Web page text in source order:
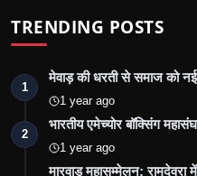
TRENDING POSTS
1
मेवाड़ की धरती से समाज को
1 year ago
2
भारतीय एमेच्योर बॉक्सिंग
1 year ago
मारवाड़ महासम्मेलन: